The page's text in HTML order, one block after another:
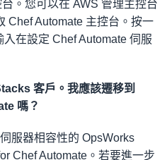
。您可以在 AWS 管理主控台
Chef Automate 主控台。按一
在設定 Chef Automate 伺服
客戶。我應該遷移到
嗎？
服器相容性的 OpsWorks
Chef Automate。若要進一步